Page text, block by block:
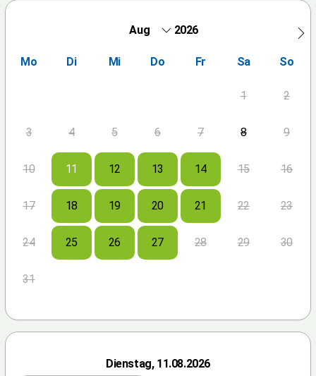
2026
Mo Di Mi Do Fr Sa So
1 2
3 4 5 6 7 8 9
10 11 12 13 14 15 16
17 18 19 20 21 22 23
24 25 26 27 28 29 30
31
Dienstag, 11.08.2026